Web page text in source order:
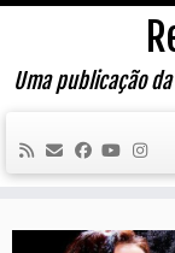
Skip
content
Uma publicação